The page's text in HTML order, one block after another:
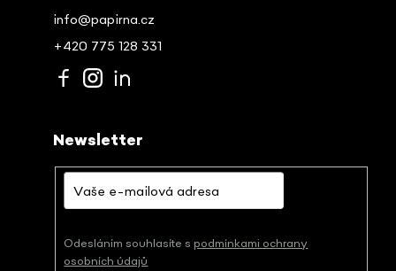
info@papirna.cz
+420 775 128 331
Newsletter
Odesláním souhlasíte s podmínkami ochrany
osobních údajů